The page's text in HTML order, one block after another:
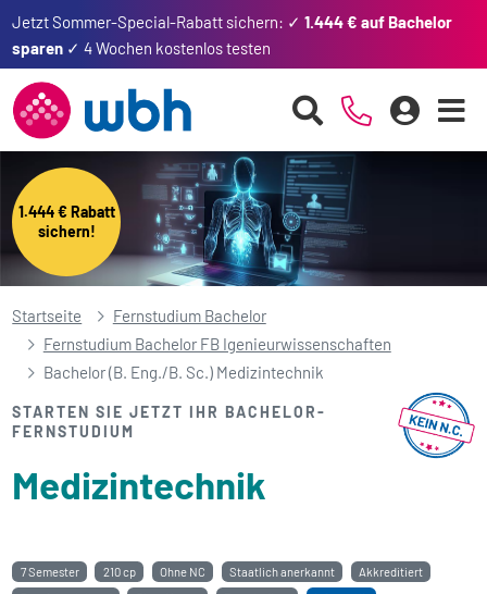
Jetzt Sommer-Special-Rabatt sichern: ✓1.444 € auf Bachelor
sparen ✓ 4 Wochen kostenlos testen
1.444 € Rabatt
sichern!
Startseite
Fernstudium Bachelor
Fernstudium Bachelor FB Igenieurwissenschaften
Bachelor (B. Eng./B. Sc.) Medizintechnik
STARTEN SIE JETZT IHR BACHELOR-
FERNSTUDIUM
Medizintechnik
7 Semester 210 cp Ohne NC Staatlich anerkannt
Akkreditiert